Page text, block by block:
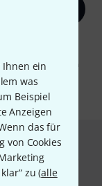
Ihnen ein
was
Beispiel
Anzeigen
das für
von Cookies
zu (alle
von E-Mail-
zu. Die
finden Sie in